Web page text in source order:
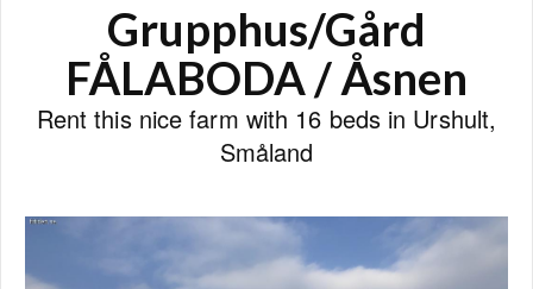
Grupphus/Gård
FÅLABODA / Åsnen
Rent this nice farm with 16 beds in Urshult,
Småland